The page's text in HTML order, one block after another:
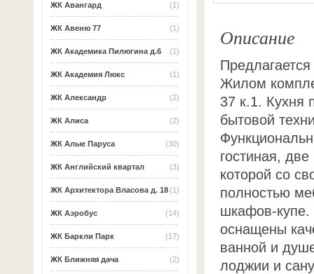
(1)
ЖК Авангард
(1)
ЖК Авеню 77
(1)
ЖК Академика Пилюгина д.6
(1)
ЖК Академия Люкс
(2)
ЖК Александр
(2)
ЖК Алиса
(30)
ЖК Алые Паруса
(3)
ЖК Английский квартал
(1)
ЖК Архитектора Власова д. 18
(14)
ЖК Аэробус
(17)
ЖК Баркли Парк
(2)
ЖК Ближняя дача
Описание
Жилом
37 к.1. Кухня
бытовой
гостиная,
которой со
полностью
шкафов-купе.
оснащены
ванной и
лоджии и